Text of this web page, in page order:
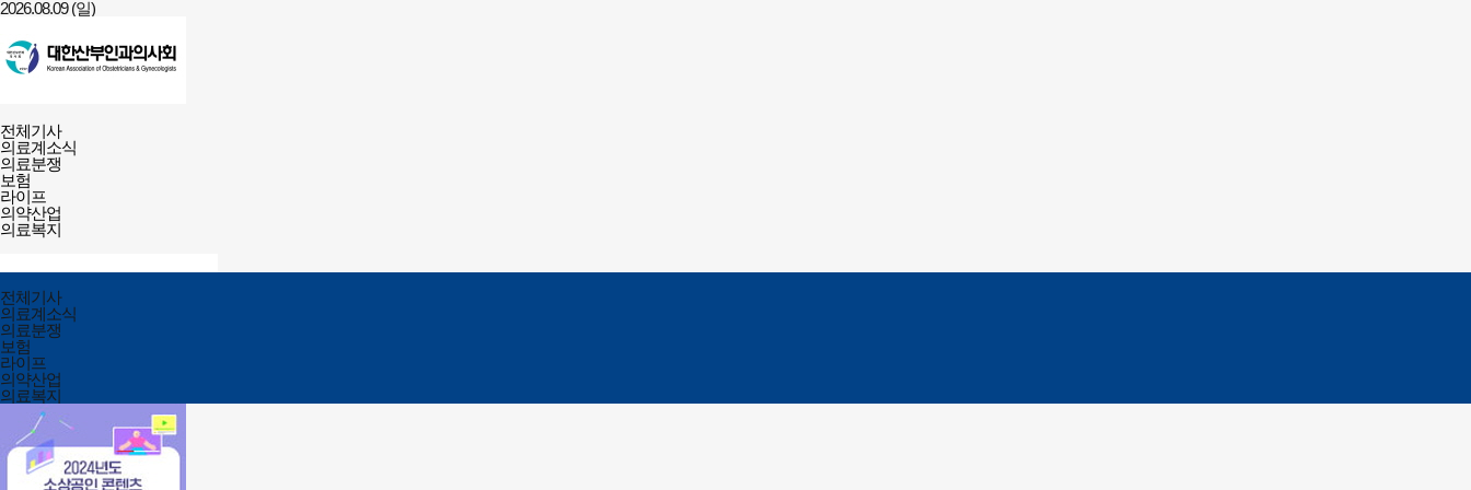
2026.08.09 (일)
필수의료배상보험
전체메뉴
열기/
닫기
전체기사
의료계소식
의료분쟁
보험
라이프
의약산업
의료복지
열기/
닫기
검색
전체메뉴
닫기
전체기사
의료계소식
의료분쟁
보험
라이프
의약산업
의료복지